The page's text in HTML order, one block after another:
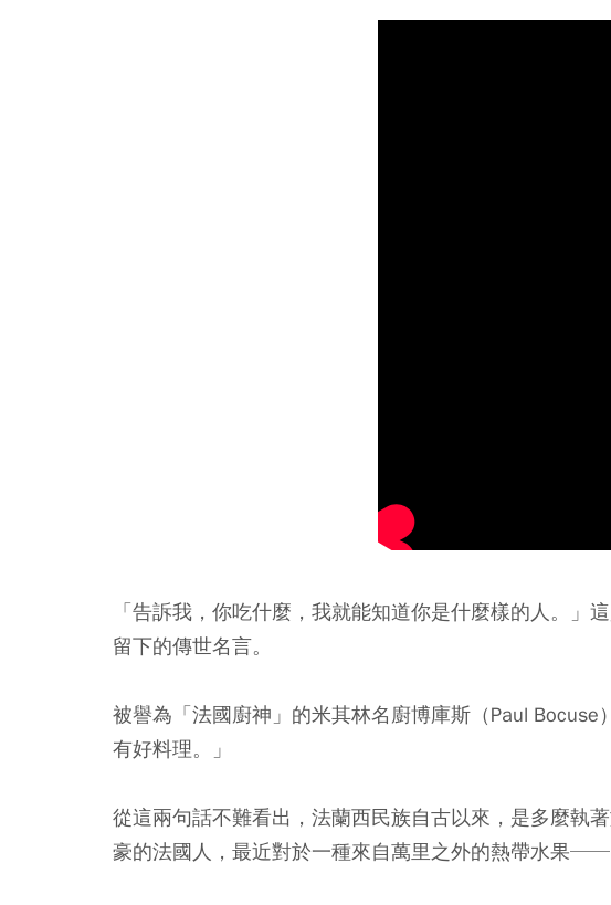
「告訴我，你吃什麼，我就能知道你是什麼樣的人。」
留下的傳世名言。
被譽為「法國廚神」的米其林名廚博庫斯（Paul
有好料理。」
從這兩句話不難看出，法蘭西民族自古以來，是多麼執
豪的法國人，最近對於一種來自萬里之外的熱帶水果──